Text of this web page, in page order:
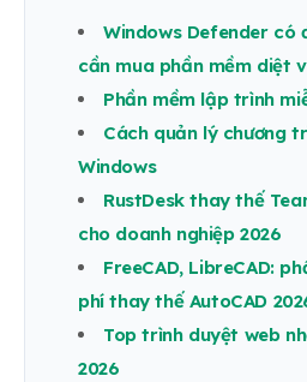
Windows Defender có
cần mua phần mềm diệt
Phần mềm lập trình
Cách quản lý chương
Windows
RustDesk thay thế
cho doanh nghiệp 2026
FreeCAD, LibreCAD:
phí thay thế AutoCAD
Top trình duyệt web
2026